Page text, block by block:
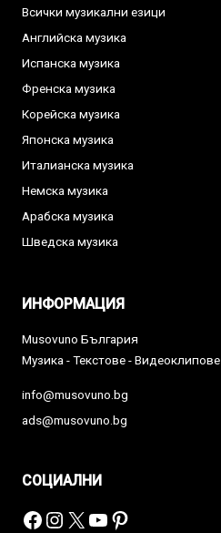
Всички музикални езици
Английска музика
Испанска музика
Френска музика
Корейска музика
Японска музика
Италианска музика
Немска музика
Арабска музика
Шведска музика
ИНФОРМАЦИЯ
Musovuno България
Музика - Текстове - Видеоклипове
info@musovuno.bg
ads@musovuno.bg
СОЦИАЛНИ
Facebook
Instagram
X YouTube
Pinterest